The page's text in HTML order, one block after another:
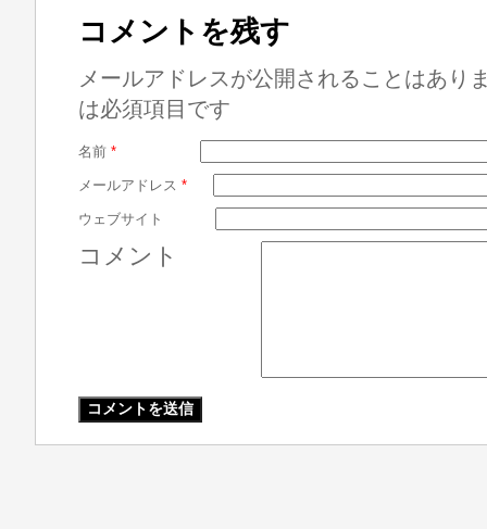
コメントを残す
メールアドレスが公開されることはあり
は必須項目です
名前 *
メールアドレス *
ウェブサイト
コメント